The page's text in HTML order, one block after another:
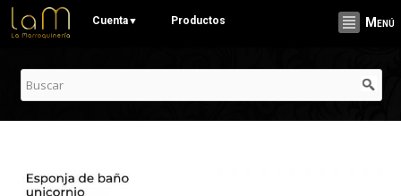
contenido
Cuenta▼ Productos Menú